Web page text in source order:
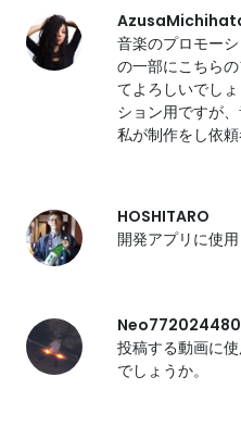
音楽のプロモー
の一部にこちら
てよろしいでし
ション用ですが
私が制作をし依
HOSHITARO
開発アプリに使
投稿する動画に
でしょうか。